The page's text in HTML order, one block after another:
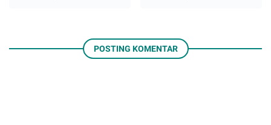
POSTING KOMENTAR